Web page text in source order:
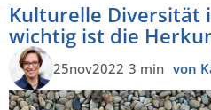
Kulturelle Diversität
wichtig ist die
25nov2022 3 min von